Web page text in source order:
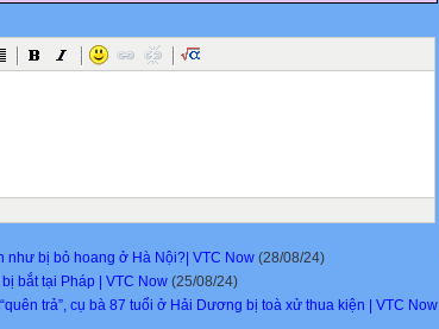
như bị bỏ hoang ở Hà Nội?| VTC Now (28/08/24)
bắt tại Pháp | VTC Now (25/08/24)
trả”, cụ bà 87 tuổi ở Hải Dương bị toà xử thua kiện | VTC Now